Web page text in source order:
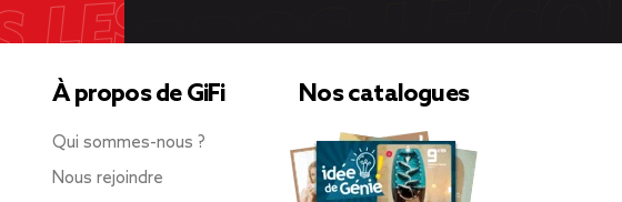
À propos de GiFi
Qui sommes-nous ?
Nous rejoindre
Nos catalogues